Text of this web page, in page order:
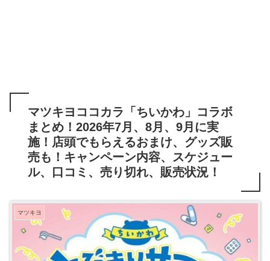
マツキヨココカラ「ちいかわ」コラボ
まとめ！2026年7月、8月、9月に実
施！店頭でもらえるおまけ、グッズ販
売も！キャンペーン内容、スケジュー
ル、口コミ、売り切れ、販売状況！
マツキヨ